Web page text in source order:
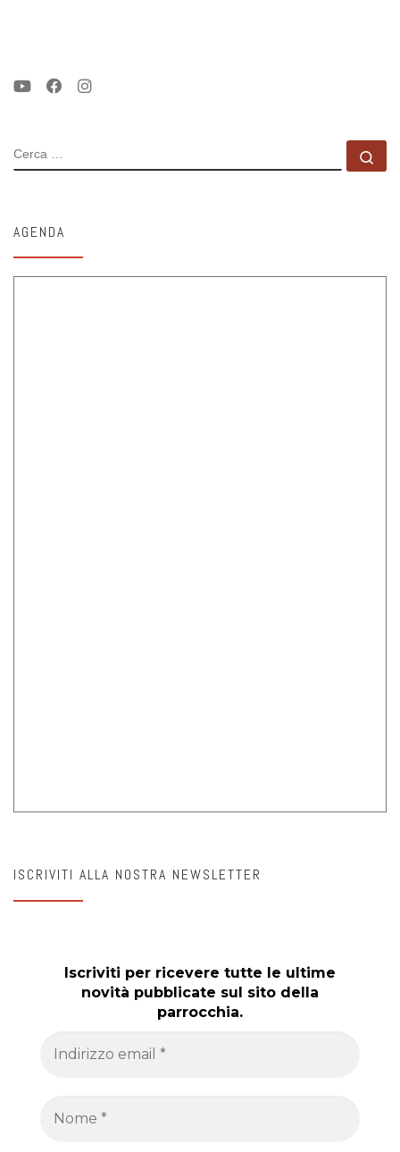
CERCA
AGENDA
ISCRIVITI ALLA NOSTRA NEWSLETTER
Iscriviti per ricevere tutte le ultime
novità pubblicate sul sito della
parrocchia.